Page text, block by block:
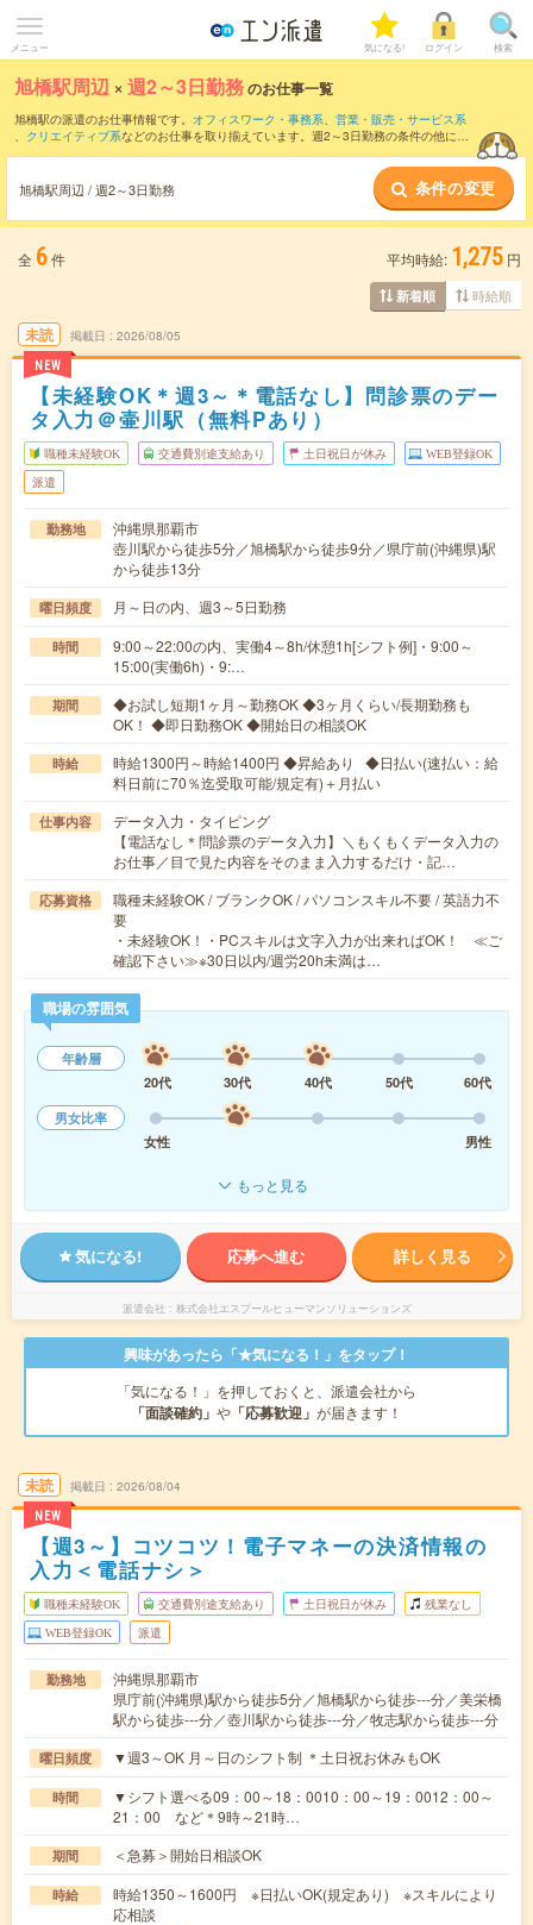
メニュー 気になる! ログイン 検索
旭橋駅周辺 ×週2～3日勤務のお仕事一覧
旭橋駅の派遣のお仕事情報です。 オフィスワーク・事務系、 営業・販売・サービス系
、 クリエイティブ系などのお仕事を取り揃えています。週2～3日勤務の条件の他に、
旭橋駅周辺 / 週2～3日勤務 条件の変更
全 6件 平均時給: 1,275 円
新着順 時給順
未読
NEW
掲載日 2026/08/05
【未経験OK＊週3～＊電話なし】問診票のデー
タ入力＠壷川駅（無料Pあり）
職種未経験OK 交通費別途支給あり 土日祝日が休み WEB登録OK
派遣
勤務地
沖縄県那覇市
壺川駅から徒歩5分／旭橋駅から徒歩9分／県庁前(沖縄県)駅
から徒歩13分
曜日頻度 月～日の内、週3～5日勤務
時間
9:00～22:00の内、実働4～8h/休憩1h[シフト例]・9:00～
15:00(実働6h)・9:…
期間
◆お試し短期1ヶ月～勤務OK ◆3ヶ月くらい/長期勤務も
OK！ ◆即日勤務OK ◆開始日の相談OK
時給
時給1300円～時給1400円 ◆昇給あり ◆日払い(速払い：給
料日前に70％迄受取可能/規定有)＋月払い
仕事内容
データ入力・タイピング
【電話なし＊問診票のデータ入力】＼もくもくデータ入力の
お仕事／目で見た内容をそのまま入力するだけ・記…
応募資格
職種未経験OK / ブランクOK / パソコンスキル不要 / 英語力不
要
・未経験OK！・PCスキルは文字入力が出来ればOK！ ≪ご
確認下さい≫※30日以内/週労20h未満は…
職場の雰囲気
年齢層
20代
30代 40代 50代
60代
男女比率
女性
男性
もっと見る
気になる! 応募へ進む 詳しく見る
派遣会社 株式会社エスプールヒューマンソリューションズ
興味があったら「★気になる！」をタップ！
「気になる！」を押しておくと、派遣会社から
「面談確約」 や 「応募歓迎」 が届きます！
未読
NEW
掲載日 2026/08/04
【週3～】コツコツ！電子マネーの決済情報の
入力＜電話ナシ＞
職種未経験OK 交通費別途支給あり 土日祝日が休み 残業なし
WEB登録OK 派遣
勤務地
沖縄県那覇市
県庁前(沖縄県)駅から徒歩5分／旭橋駅から徒歩---分／美栄橋
駅から徒歩---分／壺川駅から徒歩---分／牧志駅から徒歩---分
曜日頻度 ▼週3～OK 月～日のシフト制 ＊土日祝お休みもOK
時間
▼シフト選べる09：00～18：0010：00～19：0012：00～
21：00 など＊9時～21時…
期間 ＜急募＞開始日相談OK
時給
時給1350～1600円 ※日払いOK(規定あり) ※スキルにより
応相談